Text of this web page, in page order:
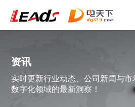
资讯
实时更新行业动态、公司新闻与
数字化领域的最新洞察！